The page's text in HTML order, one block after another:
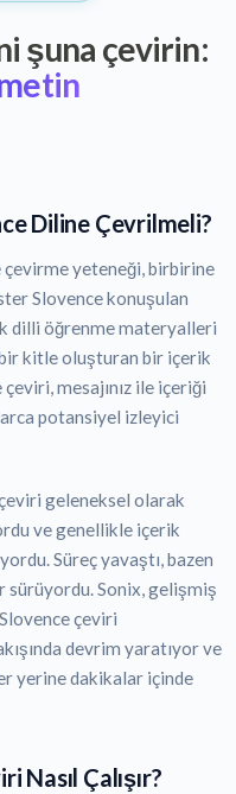
şuna çevirin:
Diline Çevrilmeli?
çevirme yeteneği, birbirine
Slovence konuşulan
dilli öğrenme materyalleri
kitle oluşturan bir içerik
mesajınız ile içeriği
potansiyel izleyici
geleneksel olarak
ve genellikle içerik
Süreç yavaştı, bazen
Sonix, gelişmiş
çeviri
devrim yaratıyor ve
yerine dakikalar içinde
Nasıl Çalışır?